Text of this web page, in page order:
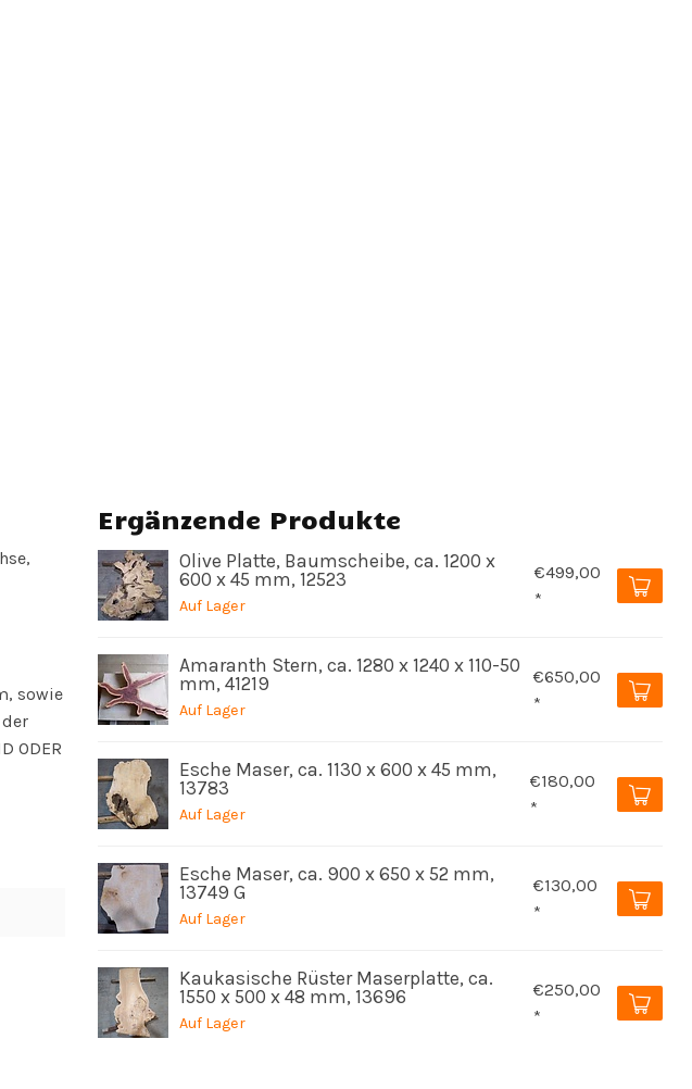
sowie
ODER
Ergänzende Produkte
Olive Platte, Baumscheibe, ca. 1200 x
600 x 45 mm, 12523
Auf Lager
€499,00
*
Amaranth Stern, ca. 1280 x 1240 x 110-50
mm, 41219
Auf Lager
€650,00
*
Esche Maser, ca. 1130 x 600 x 45 mm,
13783
Auf Lager
€180,00
*
Esche Maser, ca. 900 x 650 x 52 mm,
13749 G
Auf Lager
€130,00
*
Kaukasische Rüster Maserplatte, ca.
1550 x 500 x 48 mm, 13696
Auf Lager
€250,00
*